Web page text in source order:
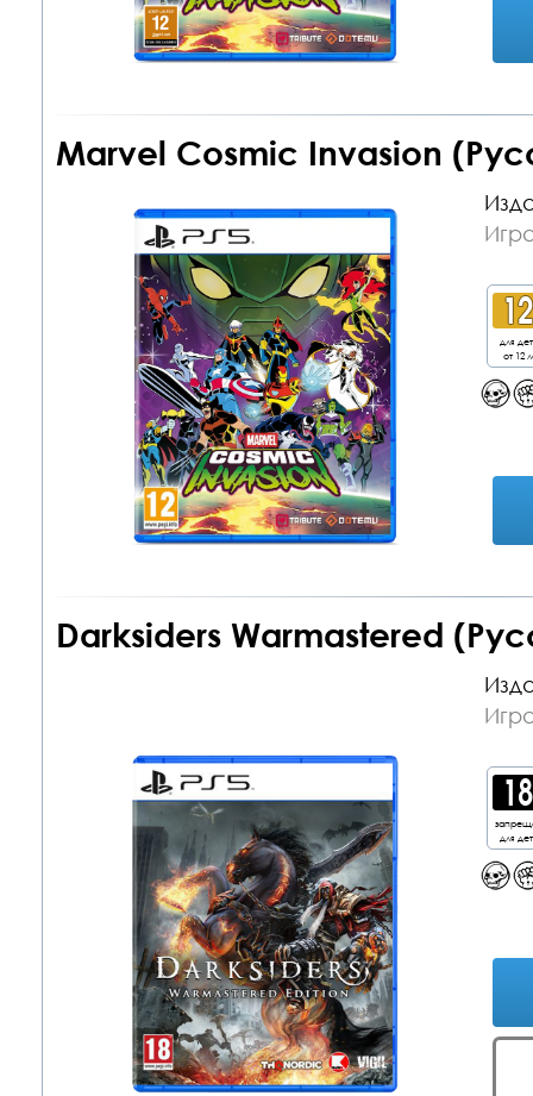
Marvel Cosmic Invasion
для
от 12
Darksiders Warmastered
для